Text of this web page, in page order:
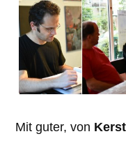
Mit guter, von